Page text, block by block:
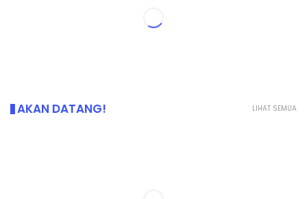
LIHAT SEMUA
AKAN DATANG!